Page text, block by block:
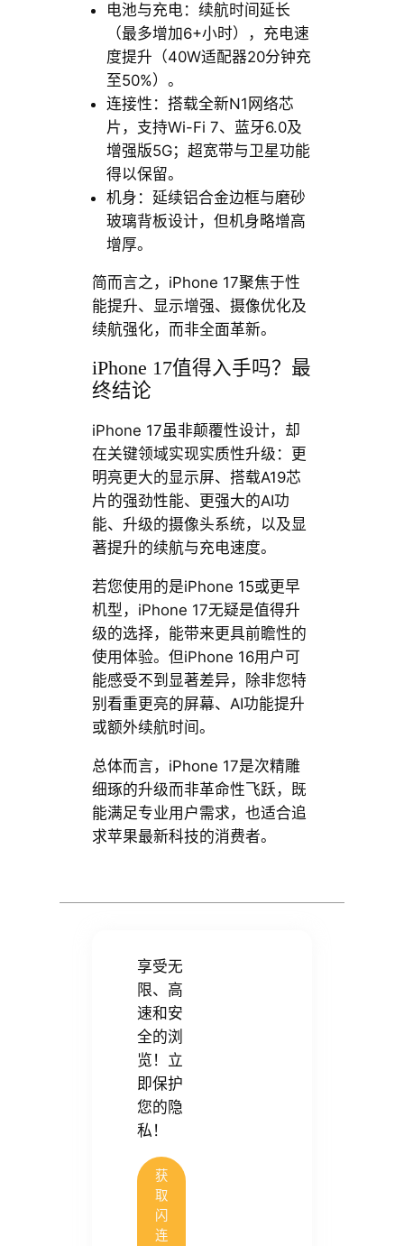
电池与充电：续航时间延长
（最多增加6+小时），充电速
度提升（40W适配器20分钟充
至50%）。
连接性：搭载全新N1网络芯
片，支持Wi-Fi 7、蓝牙6.0及
增强版5G；超宽带与卫星功能
得以保留。
机身：延续铝合金边框与磨砂
玻璃背板设计，但机身略增高
增厚。
简而言之，iPhone 17聚焦于性
能提升、显示增强、摄像优化及
续航强化，而非全面革新。
iPhone 17值得入手吗？最
终结论
iPhone 17虽非颠覆性设计，却
在关键领域实现实质性升级：更
明亮更大的显示屏、搭载A19芯
片的强劲性能、更强大的AI功
能、升级的摄像头系统，以及显
著提升的续航与充电速度。
若您使用的是iPhone 15或更早
机型，iPhone 17无疑是值得升
级的选择，能带来更具前瞻性的
使用体验。但iPhone 16用户可
能感受不到显著差异，除非您特
别看重更亮的屏幕、AI功能提升
或额外续航时间。
总体而言，iPhone 17是次精雕
细琢的升级而非革命性飞跃，既
能满足专业用户需求，也适合追
求苹果最新科技的消费者。
享受无
限、高
速和安
全的浏
览！立
即保护
您的隐
私！
获
取
闪
连